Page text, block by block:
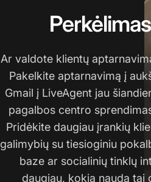
Ar valdote klientų
Pakelkite aptarnavimą į
Gmail į LiveAgent jau
pagalbos centro
Pridėkite daugiau įrankių
galimybių su tiesioginiu
baze ar socialinių tinklų
daugiau, kokią naudą tai